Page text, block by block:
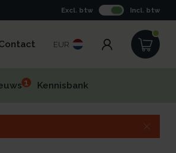
Excl. btw Incl. btw
EUR
1 Kennisbank